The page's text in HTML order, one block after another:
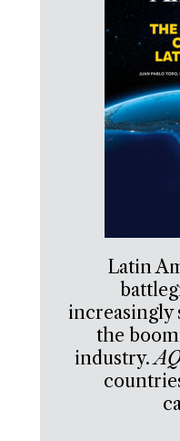
Latin
increasingly
the
industry.